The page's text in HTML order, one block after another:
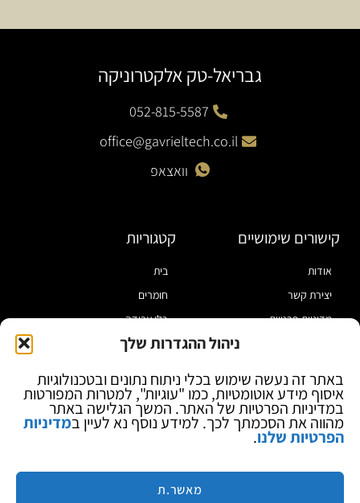
ניהול ההגדרות שלך
באתר זה נעשה שימוש בכלי ניתוח נתונים ובטכנולוגיות
איסוף מידע אוטומטיות, כמו "עוגיות", למטרות המפורטות
במדיניות הפרטיות של האתר. המשך הגלישה באתר
מהווה את הסכמתך לכך. למידע נוסף נא לעיין במדיניות
הפרטיות שלנו.
מאשר.ת
גבריאל-טק אלקטרוניקה
052-815-5587
office@gavrieltech.co.il
וואצאפ
קישורים שימושיים
אודות
יצירת קשר
מדיניות פרטיות
בלוג
קטגוריות
בית
חומרים
כלי עבודה
מוצרי הלחמה
ספקי כח ומודדים
ציוד אופטי להגדלה
מותגים